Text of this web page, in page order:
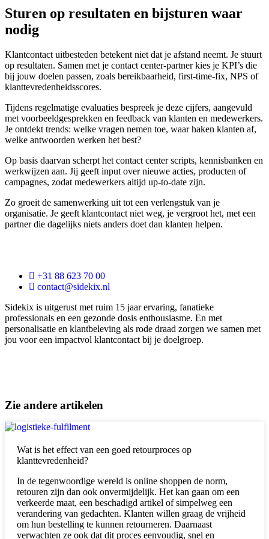
Sturen op resultaten en bijsturen waar
nodig
Klantcontact uitbesteden betekent niet dat je afstand neemt. Je stuurt
op resultaten. Samen met je contact center-partner kies je KPI’s die
bij jouw doelen passen, zoals bereikbaarheid, first-time-fix, NPS of
klanttevredenheidsscores.
Tijdens regelmatige evaluaties bespreek je deze cijfers, aangevuld
met voorbeeldgesprekken en feedback van klanten en medewerkers.
Je ontdekt trends: welke vragen nemen toe, waar haken klanten af,
welke antwoorden werken het best?
Op basis daarvan scherpt het contact center scripts, kennisbanken en
werkwijzen aan. Jij geeft input over nieuwe acties, producten of
campagnes, zodat medewerkers altijd up-to-date zijn.
Zo groeit de samenwerking uit tot een verlengstuk van je
organisatie. Je geeft klantcontact niet weg, je vergroot het, met een
partner die dagelijks niets anders doet dan klanten helpen.
+31 88 623 70 00
contact@sidekix.nl
Sidekix is uitgerust met ruim 15 jaar ervaring, fanatieke
professionals en een gezonde dosis enthousiasme. En met
personalisatie en klantbeleving als rode draad zorgen we samen met
jou voor een impactvol klantcontact bij je doelgroep.
Zie andere artikelen
Wat is het effect van een goed retourproces op
klanttevredenheid?
In de tegenwoordige wereld is online shoppen de norm,
retouren zijn dan ook onvermijdelijk. Het kan gaan om een
verkeerde maat, een beschadigd artikel of simpelweg een
verandering van gedachten. Klanten willen graag de vrijheid
om hun bestelling te kunnen retourneren. Daarnaast
verwachten ze ook dat dit proces eenvoudig, snel en